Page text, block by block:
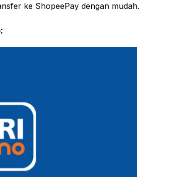
ke ShopeePay dengan mudah.